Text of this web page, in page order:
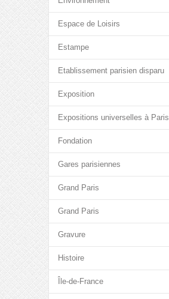
Espace de Loisirs
Estampe
Etablissement parisien disparu
Exposition
Expositions universelles à Paris
Fondation
Gares parisiennes
Grand Paris
Grand Paris
Gravure
Histoire
Île-de-France